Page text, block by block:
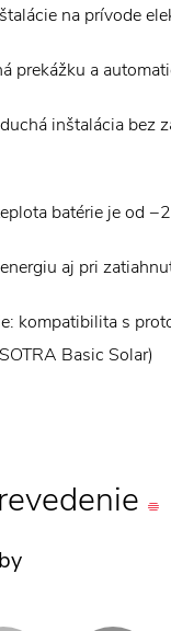
na prívode
prekážku a
inštalácia bez
batérie je od
aj pri
kompatibilita s
Basic Solar)